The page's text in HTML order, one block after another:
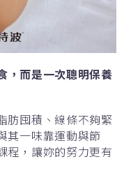
， 而是一次聰明保養
肪囤積、線條不夠緊
其一味靠運動與節
程，讓妳的努力更有